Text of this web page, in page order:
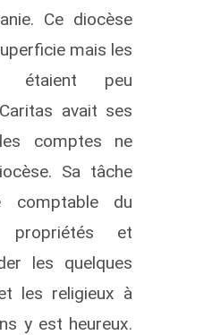
Ce diocèse
mais les
étaient peu
avait ses
comptes ne
Sa tâche
comptable du
et
les quelques
les religieux à
y est heureux.